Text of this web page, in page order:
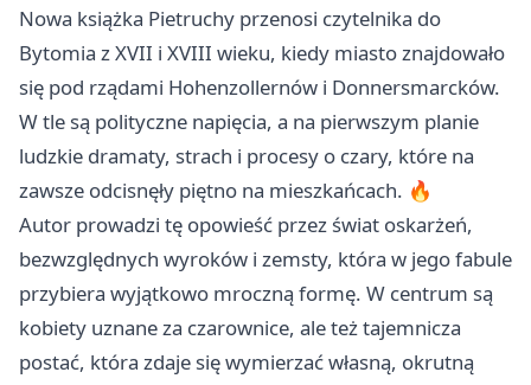
Nowa książka Pietruchy przenosi czytelnika do
Bytomia z XVII i XVIII wieku, kiedy miasto znajdowało
się pod rządami Hohenzollernów i Donnersmarcków.
W tle są polityczne napięcia, a na pierwszym planie
ludzkie dramaty, strach i procesy o czary, które na
zawsze odcisnęły piętno na mieszkańcach. 🔥
Autor prowadzi tę opowieść przez świat oskarżeń,
bezwzględnych wyroków i zemsty, która w jego fabule
przybiera wyjątkowo mroczną formę. W centrum są
kobiety uznane za czarownice, ale też tajemnicza
postać, która zdaje się wymierzać własną, okrutną